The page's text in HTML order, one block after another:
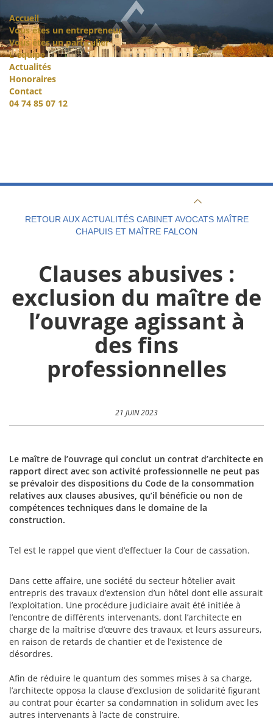
Accueil
Vous êtes un entrepreneur
Vous êtes un particulier
L'équipe
Actualités
Honoraires
Contact
04 74 85 07 12
RETOUR AUX ACTUALITÉS CABINET AVOCATS MAÎTRE
CHAPUIS ET MAÎTRE FALCON
Clauses abusives :
exclusion du maître de
l’ouvrage agissant à
des fins
professionnelles
21 JUIN 2023
Le maître de l’ouvrage qui conclut un contrat d’architecte en
rapport direct avec son activité professionnelle ne peut pas
se prévaloir des dispositions du Code de la consommation
relatives aux clauses abusives, qu’il bénéficie ou non de
compétences techniques dans le domaine de la
construction.
Tel est le rappel que vient d’effectuer la Cour de cassation.
Dans cette affaire, une société du secteur hôtelier avait
entrepris des travaux d’extension d’un hôtel dont elle assurait
l’exploitation. Une procédure judiciaire avait été initiée à
l’encontre de différents intervenants, dont l’architecte en
charge de la maîtrise d’œuvre des travaux, et leurs assureurs,
en raison de retards de chantier et de l’existence de
désordres.
Afin de réduire le quantum des sommes mises à sa charge,
l’architecte opposa la clause d’exclusion de solidarité figurant
au contrat pour écarter sa condamnation in solidum avec les
autres intervenants à l’acte de construire.